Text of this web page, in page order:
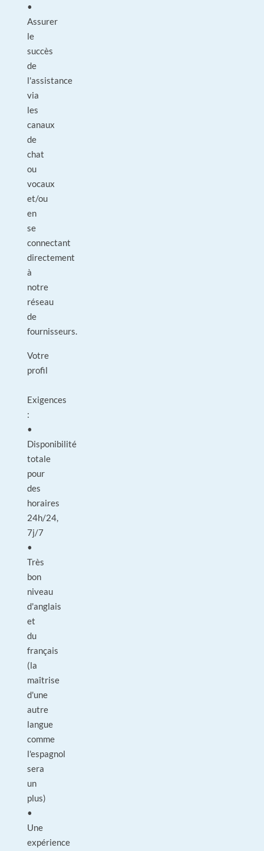
•
Assurer
le
succès
de
l'assistance
via
les
canaux
de
chat
ou
vocaux
et/ou
en
se
connectant
directement
à
notre
réseau
de
fournisseurs.
Votre
profil
Exigences
:
•
Disponibilité
totale
pour
des
horaires
24h/24,
7j/7
•
Très
bon
niveau
d'anglais
et
du
français
(la
maîtrise
d'une
autre
langue
comme
l'espagnol
sera
un
plus)
•
Une
expérience